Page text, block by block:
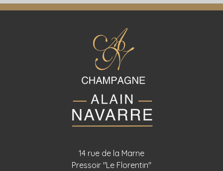
14 rue de la Marne
Pressoir "Le Florentin"